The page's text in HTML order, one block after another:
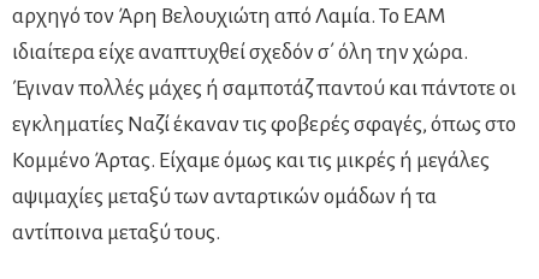
αρχηγό τον Άρη Βελουχιώτη από Λαμία. Το ΕΑΜ
ιδιαίτερα είχε αναπτυχθεί σχεδόν σ΄ όλη την χώρα.
Έγιναν πολλές μάχες ή σαμποτάζ παντού και πάντοτε οι
εγκληματίες Ναζί έκαναν τις φοβερές σφαγές, όπως στο
Κομμένο Άρτας. Είχαμε όμως και τις μικρές ή μεγάλες
αψιμαχίες μεταξύ των ανταρτικών ομάδων ή τα
αντίποινα μεταξύ τους.